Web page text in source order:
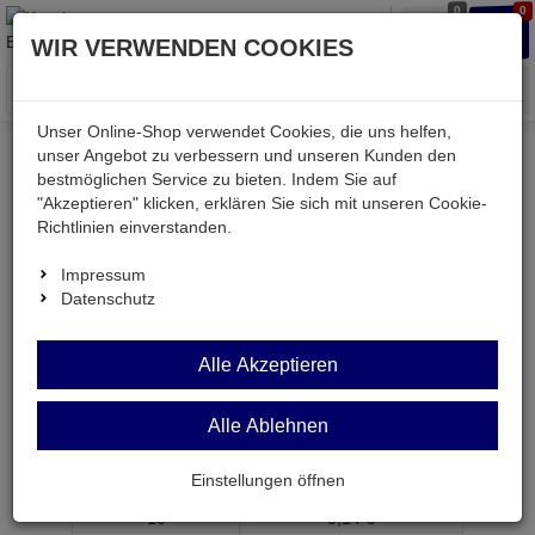
0 0
Menü
Weiter einkaufen Kessler electronic 1210 X7R 0,22UF
1210 X7R 0,22UF
SMD-Kondensator 220nF X7R 50V BF 1210
574503;0
0,19
10
0,14 €
WIR VERWENDEN COOKIES
Unser Online-Shop verwendet Cookies, die uns helfen,
unser Angebot zu verbessern und unseren Kunden den
bestmöglichen Service zu bieten. Indem Sie auf
"Akzeptieren" klicken, erklären Sie sich mit unseren Cookie-
Richtlinien einverstanden.
Impressum
Datenschutz
Alle Akzeptieren
Alle Ablehnen
Einstellungen öffnen